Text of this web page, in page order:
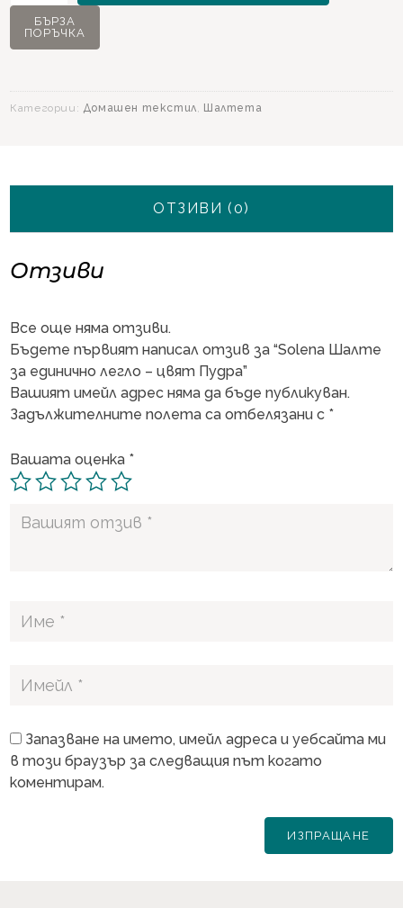
Solena
Шалте
легло
БЪРЗА
ПОРЪЧКА
Категории: Домашен текстил, Шалтета
ОТЗИВИ (0)
Отзиви
Все още няма отзиви.
Бъдете първият написал отзив за “Solena Шалте
за единично легло – цвят Пудра”
Вашият имейл адрес няма да бъде публикуван.
Задължителните полета са отбелязани с *
Вашата оценка *
Запазване на името, имейл адреса и уебсайта ми
в този браузър за следващия път когато
коментирам.